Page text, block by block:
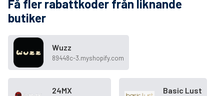
Få fler rabattkoder från liknande
butiker
Wuzz
89448c-3.myshopify.com
24MX Basic Lust